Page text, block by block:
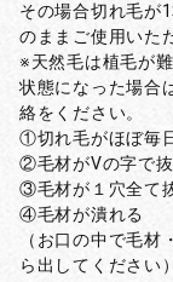
その場合切れ毛が
のままご使用いた
※天然毛は植毛が
状態になった場合
絡をください。
①切れ毛がほぼ毎
②毛材がVの字で
③毛材が１穴全て
④毛材が潰れる
（お口の中で毛
ら出してください）